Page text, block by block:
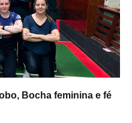
Bocha feminina e fé